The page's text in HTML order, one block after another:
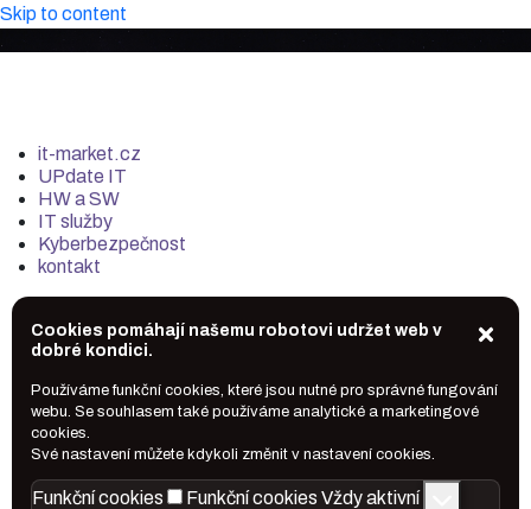
Skip to content
it-market.cz
UPdate IT
HW a SW
IT služby
Kyberbezpečnost
kontakt
Cookies pomáhají našemu robotovi udržet web v
dobré kondici.
Používáme funkční cookies, které jsou nutné pro správné fungování
webu. Se souhlasem také používáme analytické a marketingové
cookies.
Své nastavení můžete kdykoli změnit v nastavení cookies.
Funkční cookies Funkční cookies Vždy aktivní